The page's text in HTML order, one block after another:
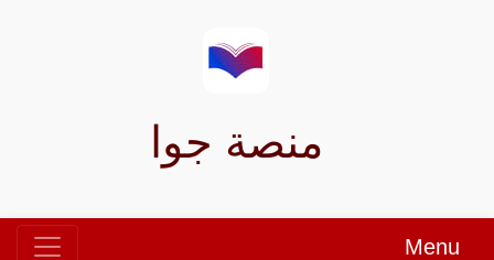
منصة جوا
Menu